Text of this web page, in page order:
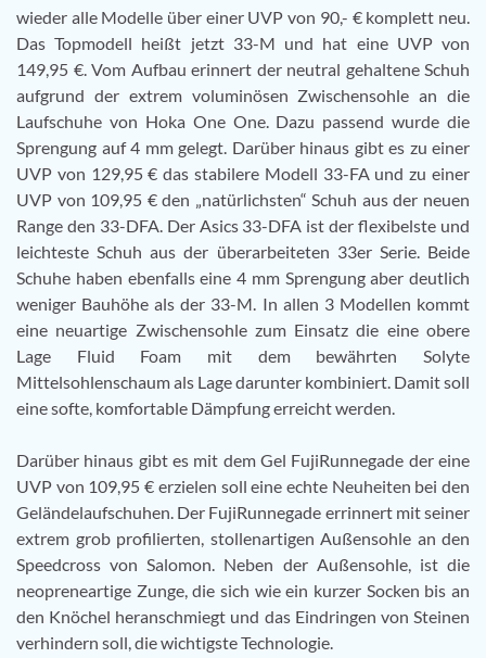
wieder alle Modelle über einer UVP von 90,- € komplett neu.
Das Topmodell heißt jetzt 33-M und hat eine UVP von
149,95 €. Vom Aufbau erinnert der neutral gehaltene Schuh
aufgrund der extrem voluminösen Zwischensohle an die
Laufschuhe von Hoka One One. Dazu passend wurde die
Sprengung auf 4 mm gelegt. Darüber hinaus gibt es zu einer
UVP von 129,95 € das stabilere Modell 33-FA und zu einer
UVP von 109,95 € den „natürlichsten“ Schuh aus der neuen
Range den 33-DFA. Der Asics 33-DFA ist der flexibelste und
leichteste Schuh aus der überarbeiteten 33er Serie. Beide
Schuhe haben ebenfalls eine 4 mm Sprengung aber deutlich
weniger Bauhöhe als der 33-M. In allen 3 Modellen kommt
eine neuartige Zwischensohle zum Einsatz die eine obere
Lage Fluid Foam mit dem bewährten Solyte
Mittelsohlenschaum als Lage darunter kombiniert. Damit soll
eine softe, komfortable Dämpfung erreicht werden.
Darüber hinaus gibt es mit dem Gel FujiRunnegade der eine
UVP von 109,95 € erzielen soll eine echte Neuheiten bei den
Geländelaufschuhen. Der FujiRunnegade errinnert mit seiner
extrem grob profilierten, stollenartigen Außensohle an den
Speedcross von Salomon. Neben der Außensohle, ist die
neopreneartige Zunge, die sich wie ein kurzer Socken bis an
den Knöchel heranschmiegt und das Eindringen von Steinen
verhindern soll, die wichtigste Technologie.